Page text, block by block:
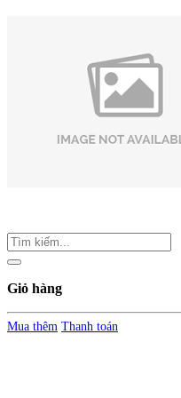
Giỏ hàng
Mua thêm Thanh toán